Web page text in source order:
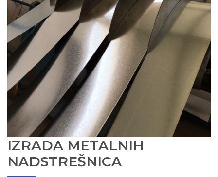
IZRADA METALNIH
NADSTREŠNICA